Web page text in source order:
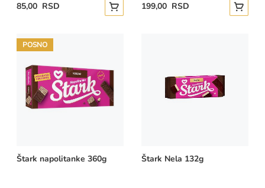
85,00 RSD Dodajte u korpu199,00 RSD
POSNO
Štark napolitanke 360g Štark Nela 132g